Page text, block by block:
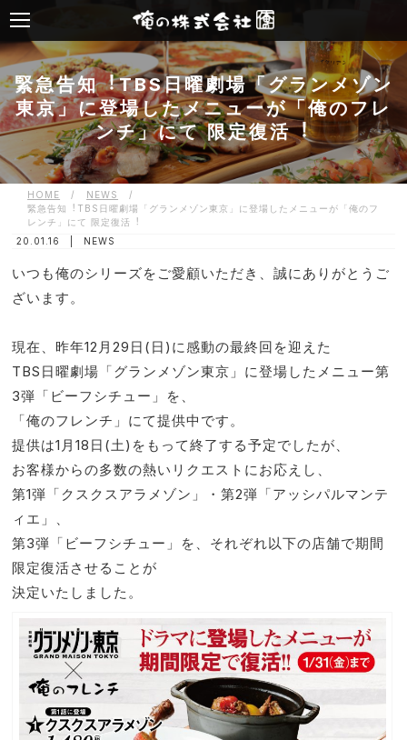
緊急告知︕TBS⽇曜劇場「グランメゾン
東京」に登場したメニューが「俺のフレ
ンチ」にて 限定復活︕
HOME / NEWS
/
緊急告知︕TBS⽇曜劇場「グランメゾン東京」に登場したメニューが「俺のフ
レンチ」にて 限定復活︕
20.01.16 |
NEWS
いつも俺のシリーズをご愛顧いただき、誠にありがとうご
ざいます。
現在、昨年12⽉29⽇(⽇)に感動の最終回を迎えた
TBS⽇曜劇場「グランメゾン東京」に登場したメニュー第
3弾「ビーフシチュー」を、
「俺のフレンチ」にて提供中です。
提供は1⽉18⽇(⼟)をもって終了する予定でしたが、
お客様からの多数の熱いリクエストにお応えし、
第1弾「クスクスアラメゾン」・第2弾「アッシパルマンテ
ィエ」、
第3弾「ビーフシチュー」を、それぞれ以下の店舗で期間
限定復活させることが
決定いたしました。